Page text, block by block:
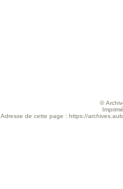
©
Adresse de cette page : https://